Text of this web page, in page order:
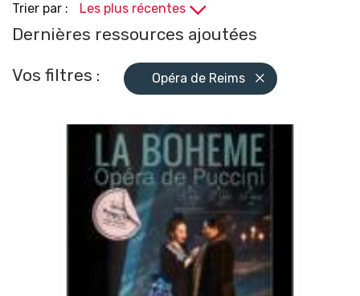
Dernières ressources ajoutées
Vos filtres : Opéra de Reims
Trier par :